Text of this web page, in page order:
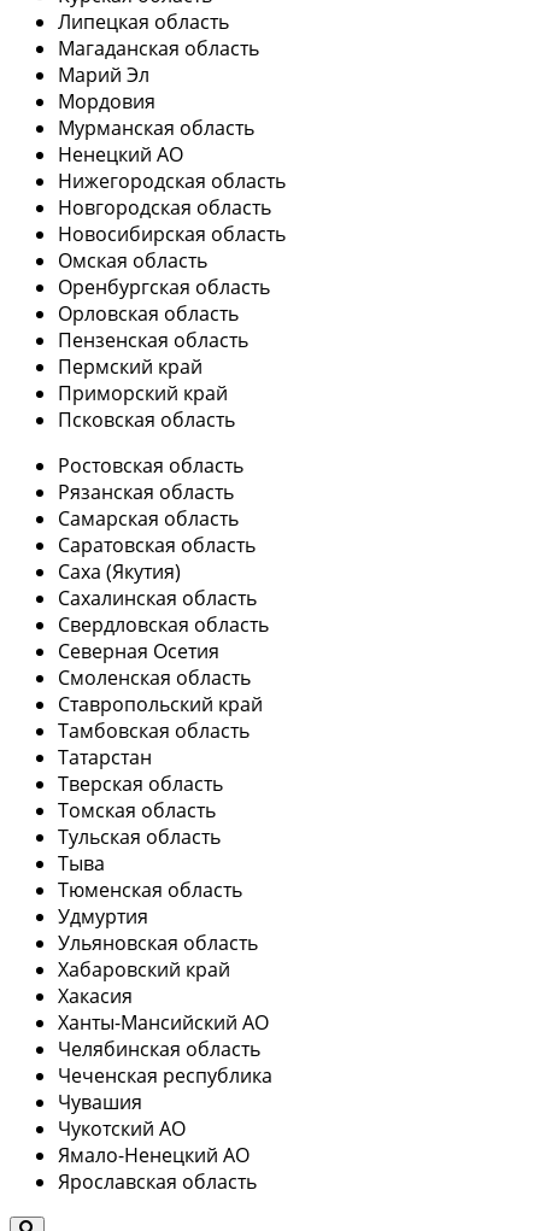
Липецкая область
Магаданская область
Марий Эл
Мордовия
Мурманская область
Ненецкий АО
Нижегородская область
Новгородская область
Новосибирская область
Омская область
Оренбургская область
Орловская область
Пензенская область
Пермский край
Приморский край
Псковская область
Ростовская область
Рязанская область
Самарская область
Саратовская область
Саха (Якутия)
Сахалинская область
Свердловская область
Северная Осетия
Смоленская область
Ставропольский край
Тамбовская область
Татарстан
Тверская область
Томская область
Тульская область
Тыва
Тюменская область
Удмуртия
Ульяновская область
Хабаровский край
Хакасия
Ханты-Мансийский АО
Челябинская область
Чеченская республика
Чувашия
Чукотский АО
Ямало-Ненецкий АО
Ярославская область